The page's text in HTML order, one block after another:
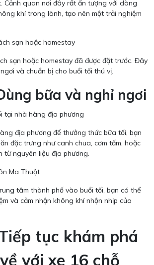
Cảnh quan nơi đây rất ấn tượng với dòng
khí trong lành, tạo nên một trải nghiệm
sạn hoặc homestay
sạn hoặc homestay đã được đặt trước. Đây
và chuẩn bị cho buổi tối thú vị.
bữa và nghỉ ngơi
tại nhà hàng địa phương
địa phương để thưởng thức bữa tối, bạn
đặc trưng như canh chua, cơm tấm, hoặc
từ nguyên liệu địa phương.
Ma Thuột
tâm thành phố vào buổi tối, bạn có thể
và cảm nhận không khí nhộn nhịp của
tục khám phá
với xe 16 chỗ